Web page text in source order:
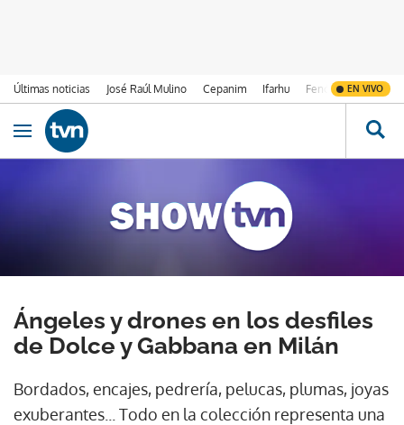
Últimas noticias José Raúl Mulino Cepanim Ifarhu Fenómeno de El
EN VIVO
Ir al contenido
Obrir navegació
Ángeles y drones en los desfiles
de Dolce y Gabbana en Milán
Bordados, encajes, pedrería, pelucas, plumas, joyas
exuberantes... Todo en la colección representa una